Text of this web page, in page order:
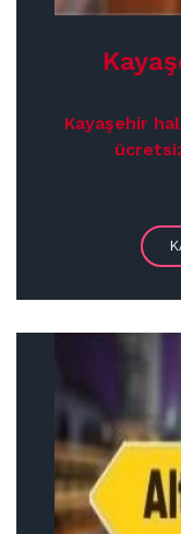
Kayaşehir